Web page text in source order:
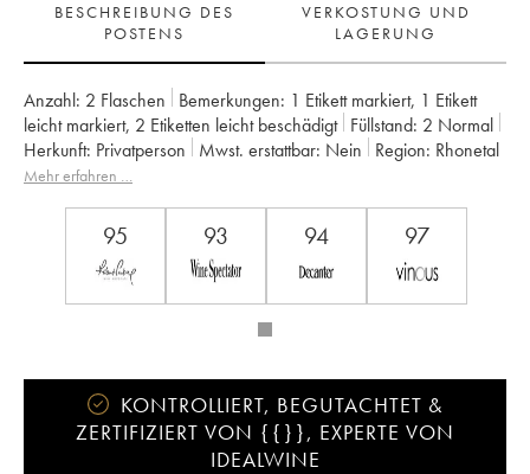
BESCHREIBUNG DES
POSTENS
VERKOSTUNG UND
LAGERUNG
Anzahl: 2 Flaschen Bemerkungen: 1 Etikett markiert, 1 Etikett
leicht markiert, 2 Etiketten leicht beschädigt Füllstand: 2 Normal
Herkunft:
privatperson Mwst. erstattbar: nein Region:
Rhonetal
Appellation:
Mehr erfahren …
95 93 94 97
KONTROLLIERT, BEGUTACHTET &
ZERTIFIZIERT VON {{}}, EXPERTE VON
IDEALWINE